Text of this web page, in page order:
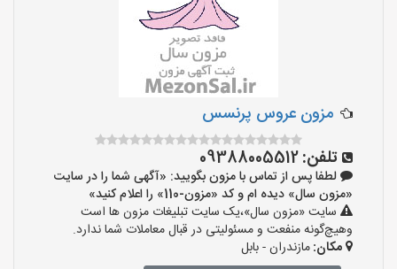
مزون عروس پرنسس
تلفن:09388005512
لطفا پس از تماس با مزون بگویید: «آگهی شما را در سایت
«مزون سال» دیده ام و کد «مزون-110» را اعلام کنید»
سایت «مزون سال»،یک سایت تبلیغات مزون ها است
وهیچ‌گونه منفعت و مسئولیتی در قبال معاملات شما ندارد.
مکان:مازندران - بابل